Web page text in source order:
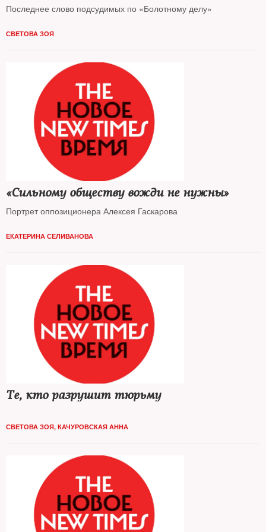
Последнее слово подсудимых по «Болотному делу»
СВЕТОВА ЗОЯ
«Сильному обществу вожди не нужны»
Портрет оппозиционера Алексея Гаскарова
ЕКАТЕРИНА СЕЛИВАНОВА
Те, кто разрушит тюрьму
СВЕТОВА ЗОЯ, КАЧУРОВСКАЯ АННА